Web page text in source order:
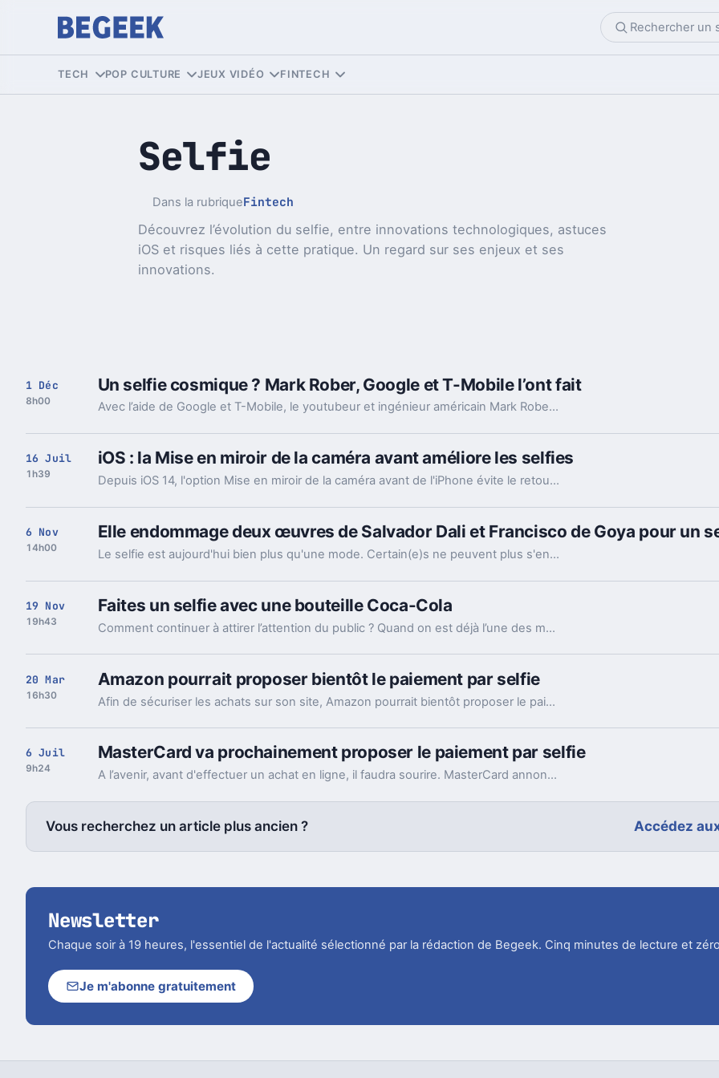
TECH POP CULTURE JEUX VIDÉO FINTECH
Selfie
Dans la rubriqueFintech
Découvrez l’évolution du selfie, entre innovations technologiques, astuces
iOS et risques liés à cette pratique. Un regard sur ses enjeux et ses
innovations.
1 Déc
8h00
Un selfie cosmique ? Mark Rober, Google et T-Mobile l’ont fait
Avec l’aide de Google et T-Mobile, le youtubeur et ingénieur américain Mark Rober transforme l’espace en studio photo pour prendre des selfies.
16 Juil
1h39
iOS : la Mise en miroir de la caméra avant améliore les selfies
Depuis iOS 14, l'option Mise en miroir de la caméra avant de l'iPhone évite le retournement de l'image et rend les selfies bien plus naturels et fidèles.
6 Nov
14h00
Elle endommage deux œuvres de Salvador Dali et Francisco de Goya pour un
Le selfie est aujourd'hui bien plus qu'une mode. Certain(e)s ne peuvent plus s'en passer, allant parfois jusqu'à prendre des risques inconsidérés. D'autres n'ont tout simplement pas de chance !
19 Nov
19h43
Faites un selfie avec une bouteille Coca-Cola
Comment continuer à attirer l’attention du public ? Quand on est déjà l’une des marque les plus connues sur la planète, que les 3/4 de l’humanité à déjà testé une de vos boissons ? Coca-Cola tente sa chance avec la bouteille à selfies.
20 Mar
16h30
Amazon pourrait proposer bientôt le paiement par selfie
Afin de sécuriser les achats sur son site, Amazon pourrait bientôt proposer le paiement par selfie. Le géant du e-commerce vient de déposer un brevet dans ce sens.
6 Juil
9h24
MasterCard va prochainement proposer le paiement par selfie
A l’avenir, avant d'effectuer un achat en ligne, il faudra sourire. MasterCard annonce en effet des paiements à l'aide de selfies grâce à la reconnaissance faciale qui permet de s'assurer de l'identité de la personne et donc du titulaire du compte.
Vous recherchez un article plus ancien ? Accédez
Newsletter
Chaque soir à 19 heures, l'essentiel de l'actualité sélectionné par la rédaction de Begeek. Cinq minutes de lecture et
Je m'abonne gratuitement